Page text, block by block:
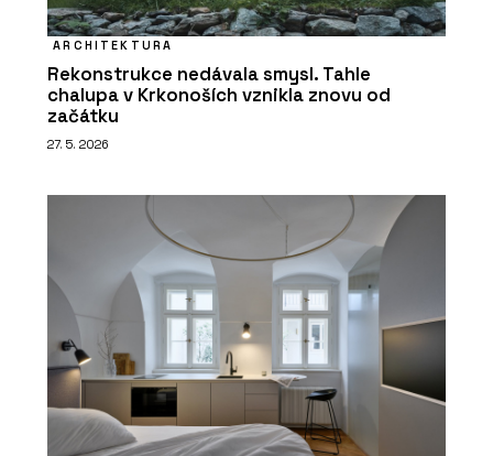
ARCHITEKTURA
Rekonstrukce nedávala smysl. Tahle
chalupa v Krkonoších vznikla znovu od
začátku
27. 5. 2026